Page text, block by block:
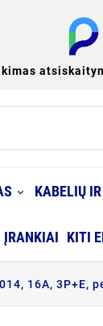
KABELIŲ
ĮRANKIAI KITI
16A, 3P+E,